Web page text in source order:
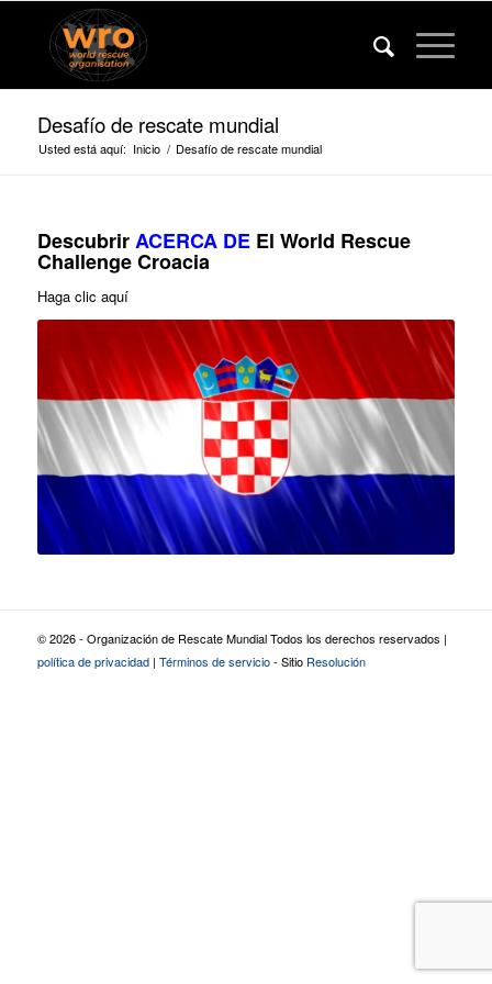
Desafío de rescate mundial
Usted está aquí: Inicio / Desafío de rescate mundial
DescubrirACERCA DEEl World Rescue
Challenge Croacia
Haga clic aquí
© 2026 - Organización de Rescate Mundial Todos los derechos reservados |
política de privacidad| Términos de servicio- Sitio Resolución